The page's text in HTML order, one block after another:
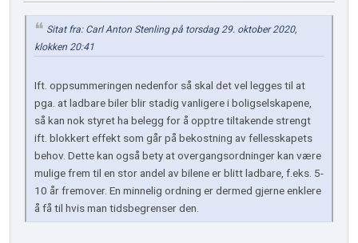
Sitat fra: Carl Anton Stenling på torsdag 29. oktober 2020,
klokken 20:41
Ift. oppsummeringen nedenfor så skal det vel legges til at
pga. at ladbare biler blir stadig vanligere i boligselskapene,
så kan nok styret ha belegg for å opptre tiltakende strengt
ift. blokkert effekt som går på bekostning av fellesskapets
behov. Dette kan også bety at overgangsordninger kan være
mulige frem til en stor andel av bilene er blitt ladbare, f.eks. 5-
10 år fremover. En minnelig ordning er dermed gjerne enklere
å få til hvis man tidsbegrenser den.